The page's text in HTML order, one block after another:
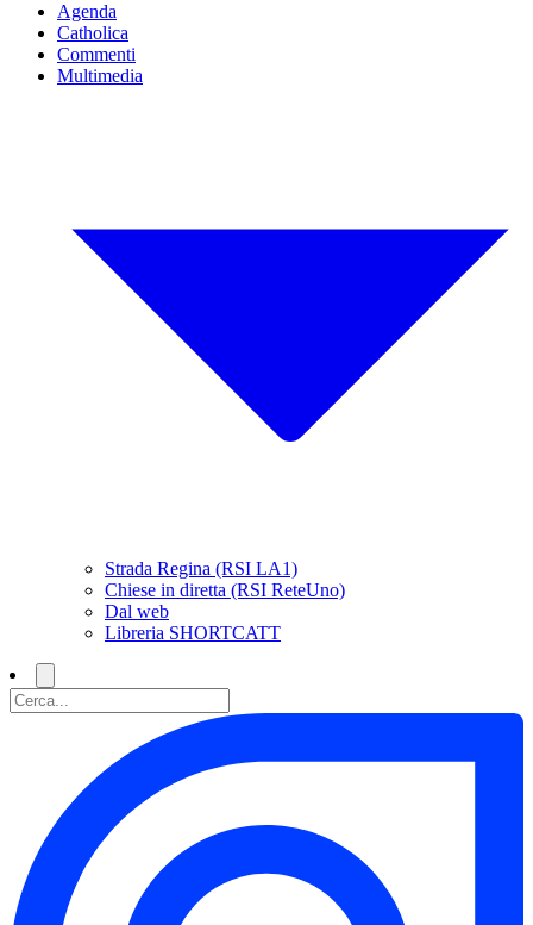
Agenda
Catholica
Commenti
Multimedia
Strada Regina (RSI LA1)
Chiese in diretta (RSI ReteUno)
Dal web
Libreria SHORTCATT